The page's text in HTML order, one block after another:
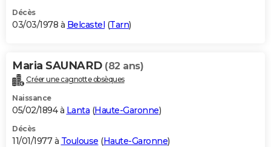
Décès
03/03/1978 à Belcastel (Tarn)
Maria SAUNARD (82 ans)
Créer une cagnotte obsèques
Naissance
05/02/1894 à Lanta (Haute-Garonne)
Décès
11/01/1977 à Toulouse (Haute-Garonne)